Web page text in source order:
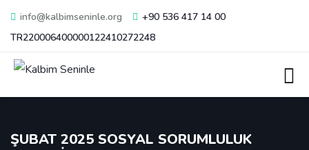
info@kalbimseninle.org
+90 536 417 14 00
TR220006400000122410272248
ŞUBAT 2025 SOSYAL SORUMLULUK